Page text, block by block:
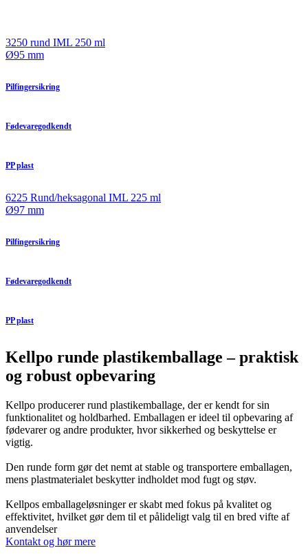
3250 rund IML 250 ml
Ø95 mm
Pilfingersikring
Fødevaregodkendt
PP plast
6225 Rund/heksagonal IML 225 ml
Ø97 mm
Pilfingersikring
Fødevaregodkendt
PP plast
Kellpo runde plastik­emballage – praktisk
og robust opbevaring
Kellpo producerer rund plastikemballage, der er kendt for sin
funktionalitet og holdbarhed. Emballagen er ideel til opbevaring af
fødevarer og andre produkter, hvor sikkerhed og beskyttelse er
vigtig.
Den runde form gør det nemt at stable og transportere emballagen,
mens plastmaterialet beskytter indholdet mod fugt og støv.
Kellpos emballageløsninger er skabt med fokus på kvalitet og
effektivitet, hvilket gør dem til et pålideligt valg til en bred vifte af
anvendelser
Kontakt og hør mere